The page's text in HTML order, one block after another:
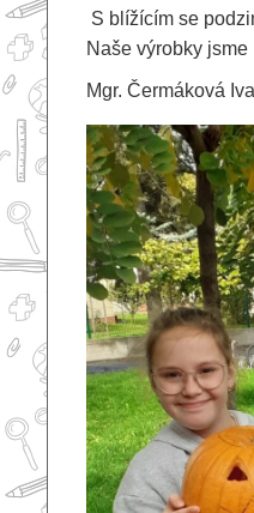
S blížícím se
Naše výrobky
Mgr. Čermáková